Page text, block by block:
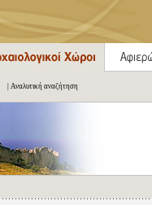
| Αναλυτική αναζήτηση